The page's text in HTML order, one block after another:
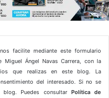
facilite mediante este formulario
Miguel Ángel Navas Carrera, con la
que realizas en este blog. La
del interesado. Si no se
Puedes consultar Política de